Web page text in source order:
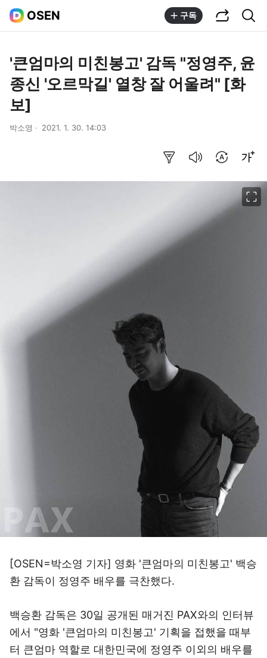
OSEN 구독
'큰엄마의 미친봉고' 감독 "정영주, 윤
종신 '오르막길' 열창 잘 어울려" [화
보]
박소영 2021. 1. 30. 14:03
[OSEN=박소영 기자] 영화 '큰엄마의 미친봉고' 백승
환 감독이 정영주 배우를 극찬했다.
백승환 감독은 30일 공개된 매거진 PAX와의 인터뷰
에서 "영화 '큰엄마의 미친봉고' 기획을 접했을 때부
터 큰엄마 역할로 대한민국에 정영주 이외의 배우를